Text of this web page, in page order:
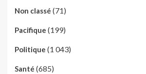
Non classé (71)
Pacifique (199)
Politique (1 043)
Santé (685)